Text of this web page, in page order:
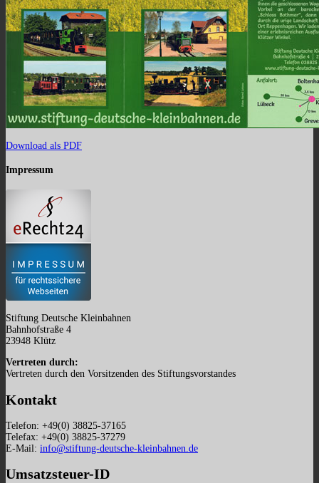
Download als PDF
Impressum
Stiftung Deutsche Kleinbahnen
Bahnhofstraße 4
23948 Klütz
Vertreten durch:
Vertreten durch den Vorsitzenden des Stiftungsvorstandes
Kontakt
Telefon: +49(0) 38825-37165
Telefax: +49(0) 38825-37279
E-Mail: info@stiftung-deutsche-kleinbahnen.de
Umsatzsteuer-ID